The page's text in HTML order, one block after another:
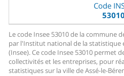
Code
53010
Le code Insee 53010 de la commune
par l'Institut national de la statistique
(Insee). Ce code Insee 53010 permet
collectivités et les entreprises, pour
statistiques sur la ville de Assé-le-